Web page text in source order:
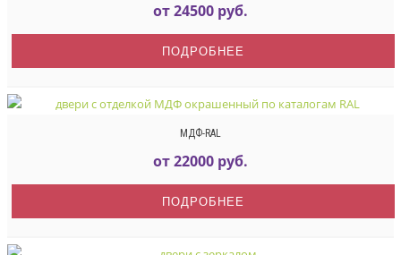
от 24500 руб.
ПОДРОБНЕЕ
МДФ-RAL
от 22000 руб.
ПОДРОБНЕЕ